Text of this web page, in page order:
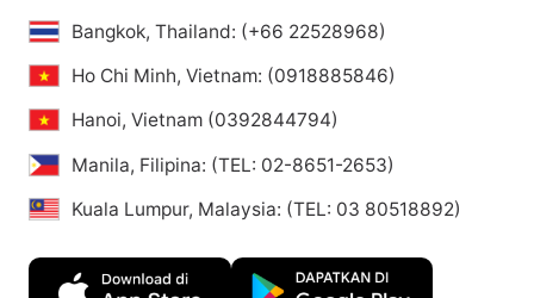
Bangkok, Thailand: (+66 22528968)
Ho Chi Minh, Vietnam: (0918885846)
Hanoi, Vietnam (0392844794)
Manila, Filipina: (TEL: 02-8651-2653)
Kuala Lumpur, Malaysia: (TEL: 03 80518892)